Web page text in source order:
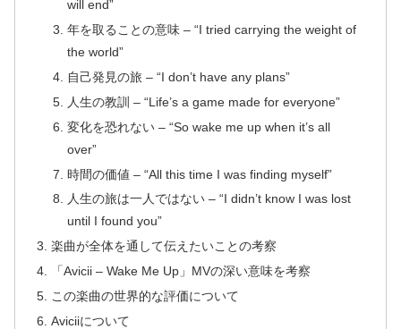
will end”
年を取ることの意味 – “I tried carrying the weight of
the world”
自己発見の旅 – “I don’t have any plans”
人生の教訓 – “Life’s a game made for everyone”
変化を恐れない – “So wake me up when it’s all
over”
時間の価値 – “All this time I was finding myself”
人生の旅は一人ではない – “I didn’t know I was lost
until I found you”
楽曲が全体を通して伝えたいことの考察
「Avicii – Wake Me Up」MVの深い意味を考察
この楽曲の世界的な評価について
Aviciiについて